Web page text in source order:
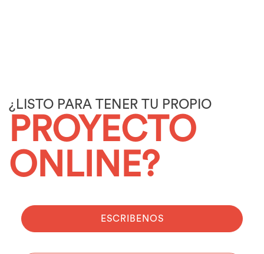
¿LISTO PARA TENER TU PROPIO
PROYECTO
ONLINE?
ESCRIBENOS